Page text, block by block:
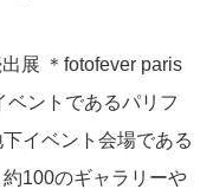
展 ＊fotofever paris
ベントであるパリフ
イベント会場である
100のギャラリーや